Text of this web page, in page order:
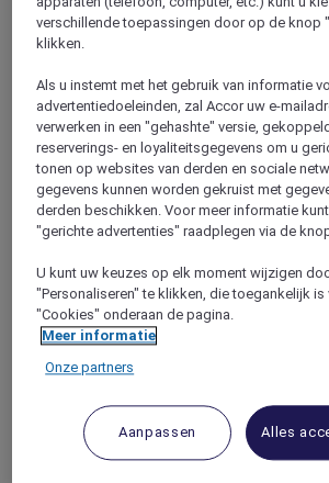
BANGKOK, Thailand
Mercure Bangkok Siam
Mercure Bangkok Siam Ratchathewi is
basis vr comfort en gemak. Rechtstr.
BTS-station Ratchathewi, die direct
op slechts een halte van Siam, om
Wandering Elephant en
vanaf het overloopzwembad. Of u nu
eropuit gaat voor sightseeing, winkelen
verschillende toepassingen door op de knop
klikken.
Als u instemt met het gebruik van informatie
advertentiedoeleinden, zal Accor uw e-
verwerken in een "gehashte" versie,
reserverings- en loyaliteitsgegevens om u
tonen op websites van derden en sociale
gegevens kunnen worden gekruist met
derden beschikken. Voor meer informatie
"gerichte advertenties" raadplegen via de
U kunt uw keuzes op elk moment wijzigen
"Personaliseren" te klikken, die toegankelijk is
"Cookies" onderaan de pagina.
Meer informatie
Onze partners
Aanpassen Alles